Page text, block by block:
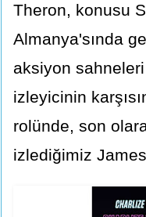
Theron, konusu
Almanya'sında
aksiyon
izleyicinin
rolünde, son
izlediğimiz